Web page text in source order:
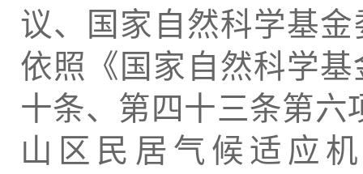
议、国家自然科学基
依照《国家自然科学
十条、第四十三条第六
山区民居气候适应